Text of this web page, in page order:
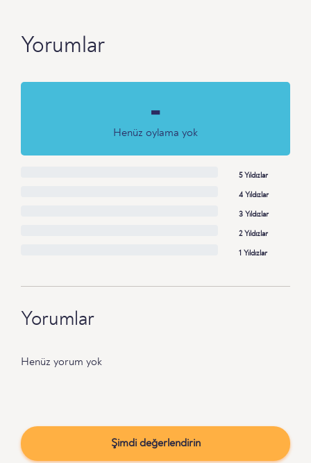
Yorumlar
-
Henüz oylama yok
5 Yıldızlar
4 Yıldızlar
3 Yıldızlar
2 Yıldızlar
1 Yıldızlar
Yorumlar
Henüz yorum yok
Şimdi değerlendirin